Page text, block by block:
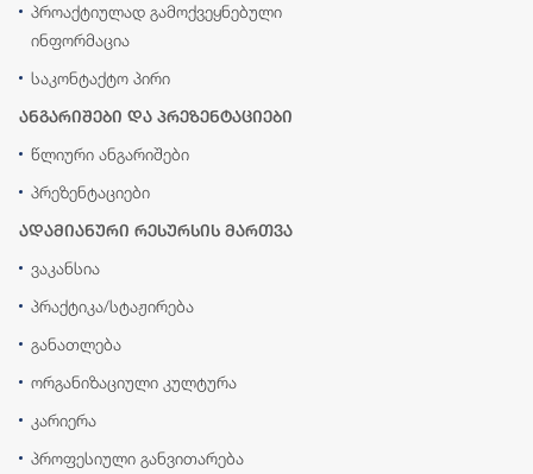
პროაქტიულად გამოქვეყნებული
ინფორმაცია
საკონტაქტო პირი
ანგარიშები და პრეზენტაციები
წლიური ანგარიშები
პრეზენტაციები
ადამიანური რესურსის მართვა
ვაკანსია
პრაქტიკა/სტაჟირება
განათლება
ორგანიზაციული კულტურა
კარიერა
პროფესიული განვითარება